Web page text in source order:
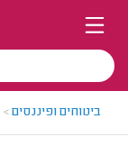
ביטוחים ופיננסים>